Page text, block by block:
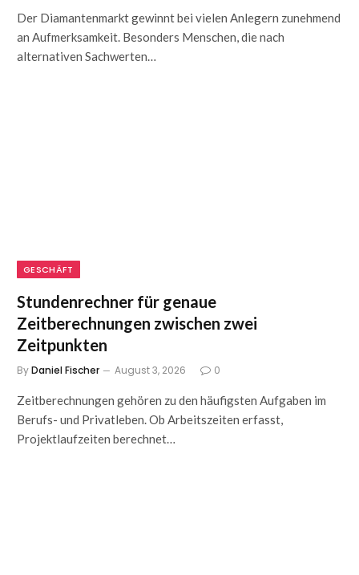
Der Diamantenmarkt gewinnt bei vielen Anlegern zunehmend
an Aufmerksamkeit. Besonders Menschen, die nach
alternativen Sachwerten…
GESCHÄFT
Stundenrechner für genaue
Zeitberechnungen zwischen zwei
Zeitpunkten
ByDaniel Fischer August 3, 2026 0
Zeitberechnungen gehören zu den häufigsten Aufgaben im
Berufs- und Privatleben. Ob Arbeitszeiten erfasst,
Projektlaufzeiten berechnet…